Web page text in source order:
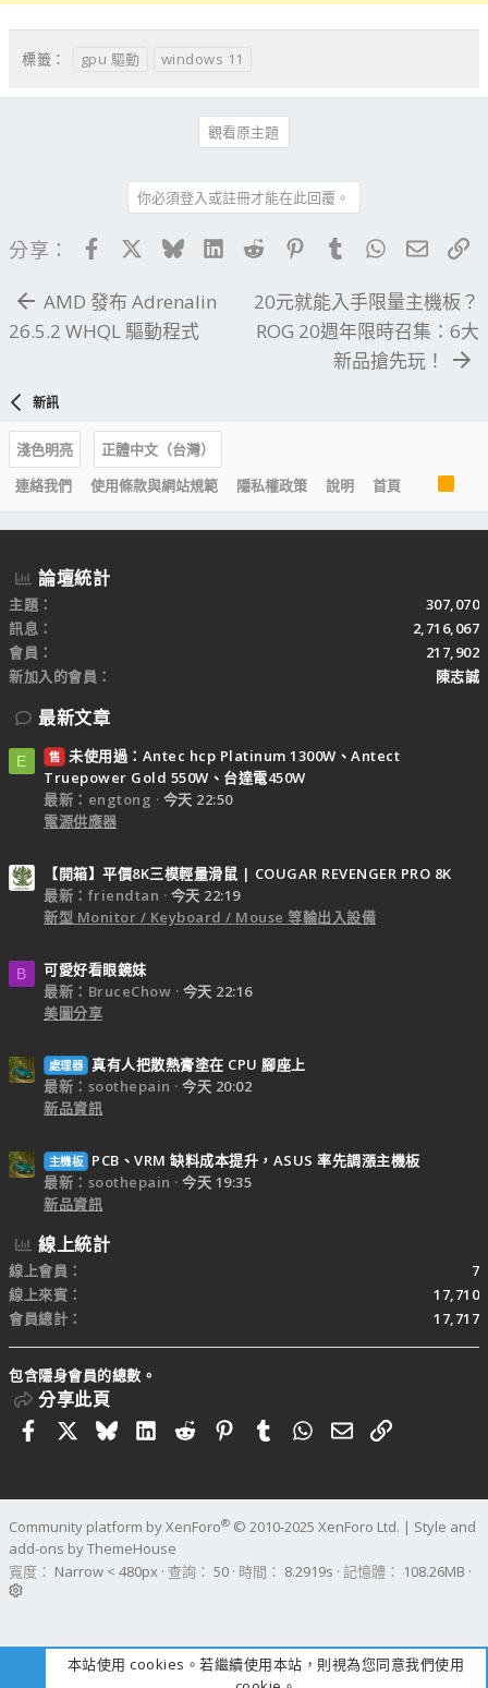
標籤： gpu 驅動 windows 11
觀看原主題
你必須登入或註冊才能在此回覆。
分享： FacebookBlueskyLinkedIn
Reddit PinterestTumblrWhatsApp
電子
AMD 發布 Adrenalin
26.5.2 WHQL 驅動程式
20元就能入手限量主機板？
ROG 20週年限時召集：6大
新品搶先玩！
新訊
淺色明亮
正體中文（台灣）
連絡我們
使用條款與網站規範 隱私權政策 說明 首頁
R
S
S
論壇統計
主題
307,070
訊息
2,716,067
會員
217,902
新加入的會員
陳志誠
最新文章
E 售 未使用過：Antec hcp Platinum 1300W、Antect
Truepower Gold 550W、台達電450W
最新：engtong
今天 22:50
電源供應器
【開箱】平價8K三模輕量滑鼠 | COUGAR REVENGER PRO 8K
最新：friendtan
今天 22:19
新型 Monitor / Keyboard / Mouse 等輸出入設備
B
可愛好看眼鏡妹
最新：BruceChow
今天 22:16
美圖分享
處理器 真有人把散熱膏塗在 CPU 腳座上
最新：soothepain
今天 20:02
新品資訊
主機板
PCB、VRM 缺料成本提升，ASUS 率先調漲主機板
最新：soothepain
今天 19:35
新品資訊
線上統計
線上會員
7
線上來賓
17,710
會員總計
17,717
包含隱身會員的總數。
分享此頁
FacebookBlueskyLinkedIn
RedditPinterestTumblrWhatsApp
電子郵件
連結
Community platform by XenForo® © 2010-2025 XenForo Ltd. | Style and
add-ons by ThemeHouse
寬度
查詢 50 時間 8.2919s 記憶體 108.26MB
本站使用 cookies。若繼續使用本站，則視為您同意我們使用